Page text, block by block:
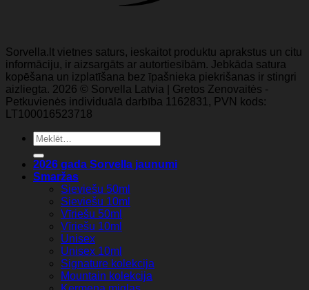
Sorvella.lt vietnes saturs, ieskaitot produktu aprakstus un citu
informāciju, ir aizsargāts ar autortiesībām. Jebkāda satura
kopēšana un izplatīšana bez īpašnieka piekrišanas ir stingri
aizliegta. 2026 © Sorvella Latvia | Gretos Zenovaitės -
Petkuvienės individuālā darbība 1162831, PVN kods:
LT100016523718
Meklēt:
2026 gada Sorvella jaunumi
Smaržas
Sieviešu 50ml
Sieviešu 10ml
Vīriešu 50ml
Vīriešu 10ml
Unisex
Unisex 10ml
Signature kolekcija
Mountain kolekcija